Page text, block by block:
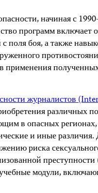
начиная с
программ включает
боя, а также
журналистов
различных
в опасных регионах,
и иные
риска
преступности
модули,